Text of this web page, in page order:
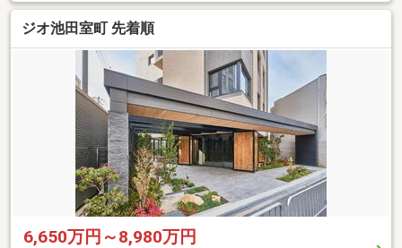
ジオ池田室町 先着順
6,650万円～8,980万円